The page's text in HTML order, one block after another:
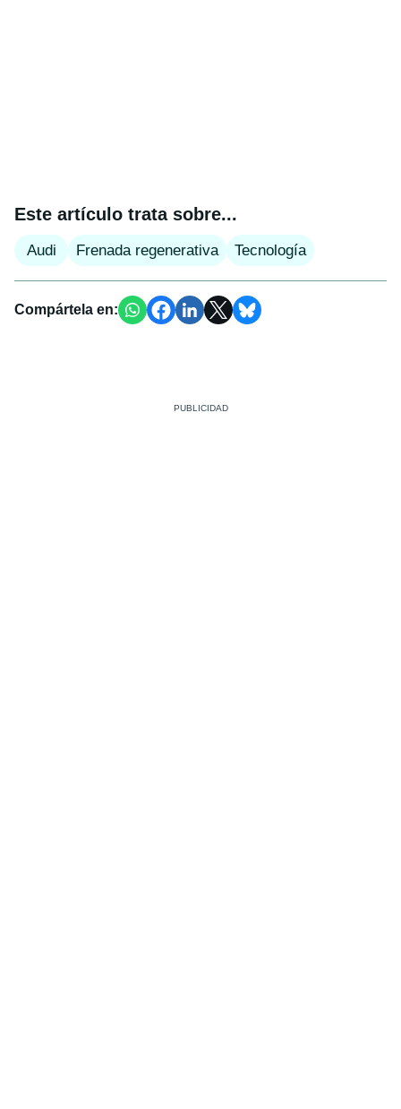
Este artículo trata sobre...
Audi Frenada regenerativa Tecnología
Compártela en: